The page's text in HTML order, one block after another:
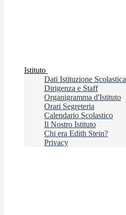
Istituto
Dati Istituzione Scolastica
Dirigenza e Staff
Organigramma d'Istituto
Orari Segreteria
Calendario Scolastico
Il Nostro Istituto
Chi era Edith Stein?
Privacy